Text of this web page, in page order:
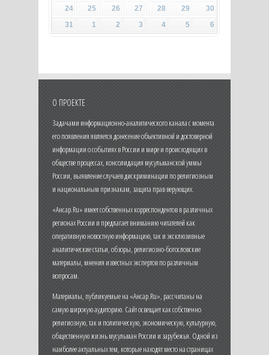
24
25 26 27 28 29
30
31
1 2 3 4 5 6
О ПРОЕКТЕ
Задачами информационно-аналитического канала с момента
его появления является донесение объективной и достоверной
информации о событиях в России и мире и происходящих в
обществе процессах, консолидация мусульманской уммы
России, выявление случаев дискриминации по религиозным
и национальным признакам, защита прав верующих.
«Ансар.Ru» имеет собственных корреспондентов в различных
регионах России и предлагает вниманию читателей как
оперативную новостную информацию, так и эксклюзивные
аналитические статьи, обзоры, религиозно-богословские
материалы, мнения известных экспертов по различным
вопросам.
Материалы, публикуемые на «Ансар.Ru», рассчитаны на
самую широкую аудиторию. Сайт освещает как собственно
религиозную, так и политическую, экономическую, культурную,
общественную жизнь мусульман России и зарубежья. Одной из
наиболее актуальных тем, которые находят место на страницах